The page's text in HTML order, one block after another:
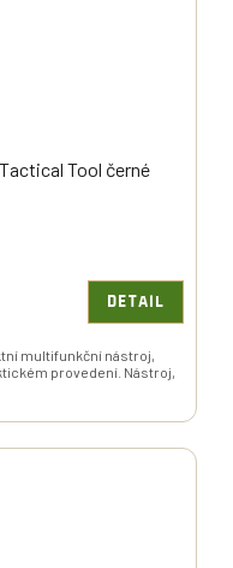
Tool černé
DETAIL
multifunkční nástroj,
provedení. Nástroj,